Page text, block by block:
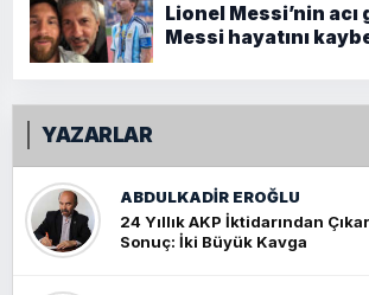
Lionel Messi’nin
Messi hayatını
YAZARLAR
ABDULKADIR EROĞLU
24 Yıllık AKP İktidarından
Sonuç: İki Büyük Kavga